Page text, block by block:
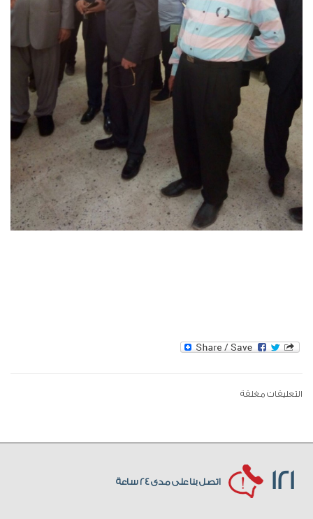
التعليقات مغلقة
121 اتصل بنا على مدى 24 ساعة